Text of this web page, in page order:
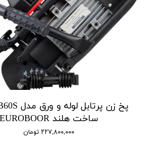
ساخت هلند EUROBOOR
۲۲۷,۸۰۰,۰۰۰ تومان